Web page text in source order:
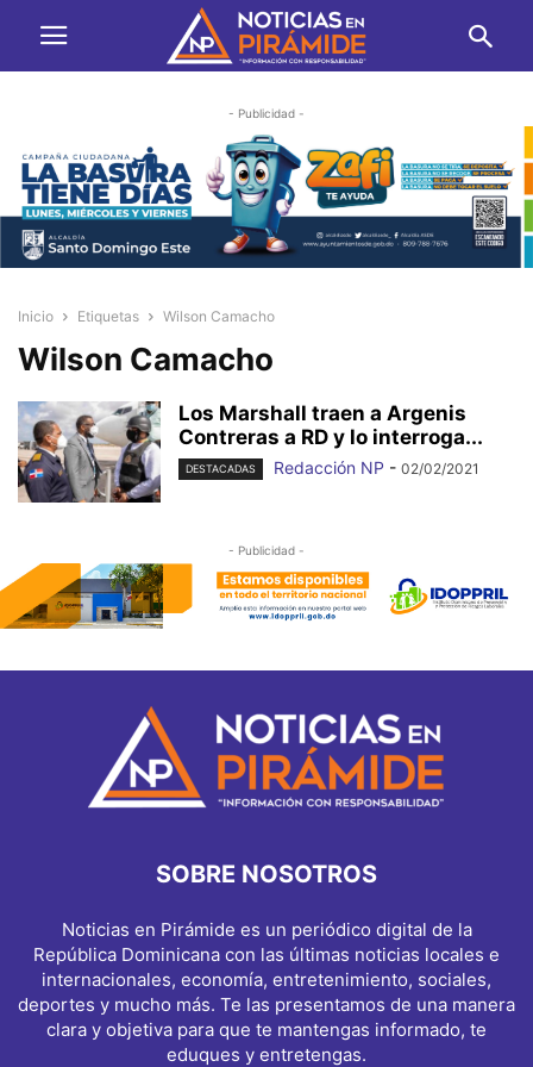
- Publicidad -
Inicio Etiquetas Wilson Camacho
Wilson Camacho
Los Marshall traen a Argenis
Contreras a RD y lo interroga...
DESTACADAS Redacción NP - 02/02/2021
- Publicidad -
SOBRE NOSOTROS
Noticias en Pirámide es un periódico digital de la
República Dominicana con las últimas noticias locales e
internacionales, economía, entretenimiento, sociales,
deportes y mucho más. Te las presentamos de una manera
clara y objetiva para que te mantengas informado, te
eduques y entretengas.